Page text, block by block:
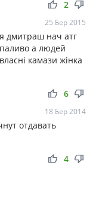
thumb_up thumb_down
2
25 Бер 2015
дмитраш нач атг
а людей
камази жінка
thumb_up thumb_down
6
18 Бер 2014
отдавать
thumb_up thumb_down
4